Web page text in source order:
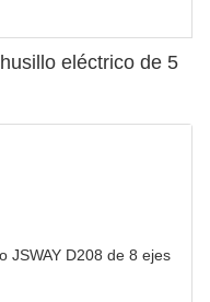
eléctrico de 5